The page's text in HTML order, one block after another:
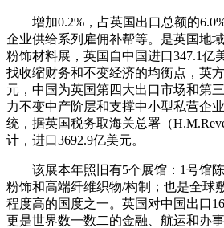
增加0.2%，占英国出口总额的
企业供给系列雇佣补帮等。是英国地
粉饰材料展，英国自中国进口347.1亿
找收缩财务和不变经济的均衡点，英
元，中国为英国第四大出口市场和第
力不变中产阶层和支撑中小型私营企
统，据英国税务取海关总署（
计，进口3692.9亿美元。
该展本年照旧有5个展馆：1号馆陈
粉饰和高端纤维织物/构制；也是全球
程度高的国度之一。英国对中国出口
更是世界数一数二的金融、航运和办